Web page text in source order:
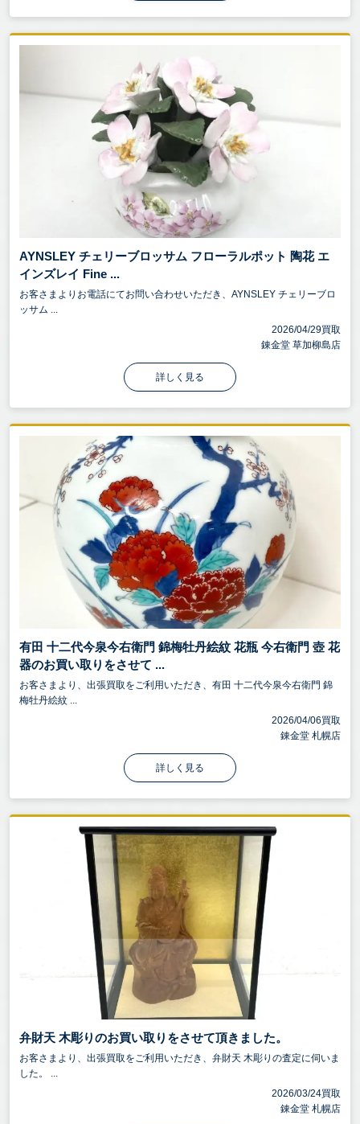
AYNSLEY チェリーブロッサム フローラルポット 陶花 エ
インズレイ Fine ...
お客さまよりお電話にてお問い合わせいただき、AYNSLEY チェリーブロ
ッサム ...
2026/04/29買取
錬金堂 草加柳島店
詳しく見る
有田 十二代今泉今右衛門 錦梅牡丹絵紋 花瓶 今右衛門 壺 花
器のお買い取りをさせて ...
お客さまより、出張買取をご利用いただき、有田 十二代今泉今右衛門 錦
梅牡丹絵紋 ...
2026/04/06買取
錬金堂 札幌店
詳しく見る
弁財天 木彫りのお買い取りをさせて頂きました。
お客さまより、出張買取をご利用いただき、弁財天 木彫りの査定に伺いま
した。 ...
2026/03/24買取
錬金堂 札幌店